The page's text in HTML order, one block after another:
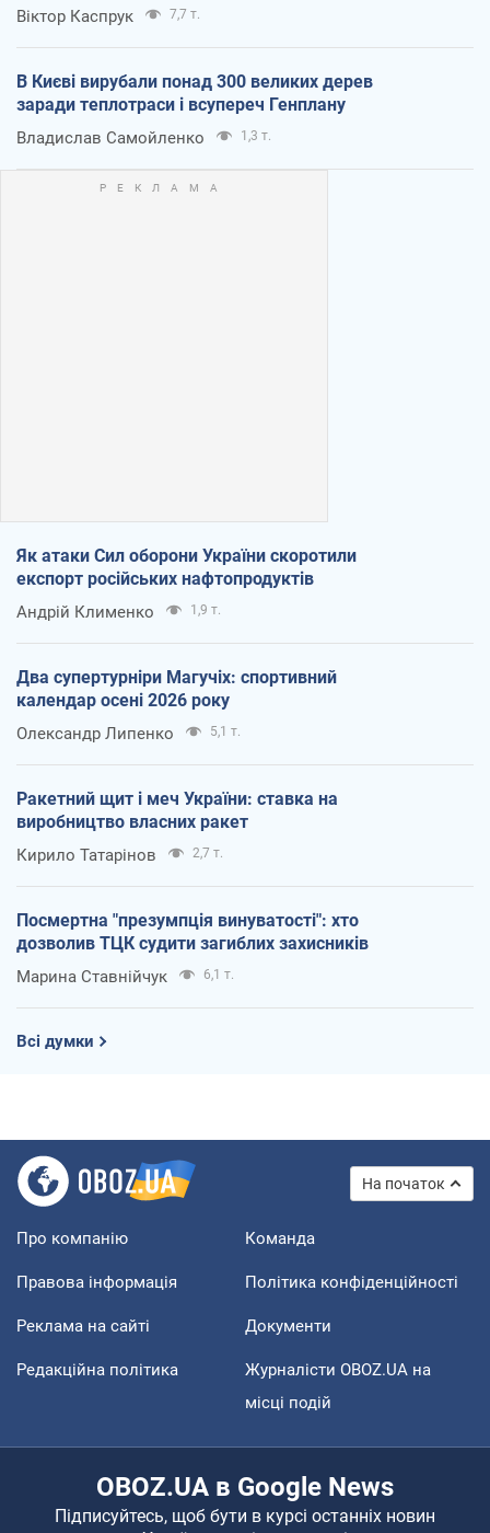
Віктор Каспрук 7,7 т.
В Києві вирубали понад 300 великих дерев
заради теплотраси і всупереч Генплану
Владислав Самойленко 1,3 т.
Як атаки Сил оборони України скоротили
експорт російських нафтопродуктів
Андрій Клименко 1,9 т.
Два супертурніри Магучіх: спортивний
календар осені 2026 року
Олександр Липенко 5,1 т.
Ракетний щит і меч України: ставка на
виробництво власних ракет
Кирило Татарінов 2,7 т.
Посмертна "презумпція винуватості": хто
дозволив ТЦК судити загиблих захисників
Марина Ставнійчук 6,1 т.
Всі думки
На початок
Про компанію Команда
Правова інформація Політика конфіденційності
Реклама на сайті Документи
Редакційна політика
Журналісти OBOZ.UA на
місці подій
OBOZ.UA в Google News
Підписуйтесь, щоб бути в курсі останніх новин